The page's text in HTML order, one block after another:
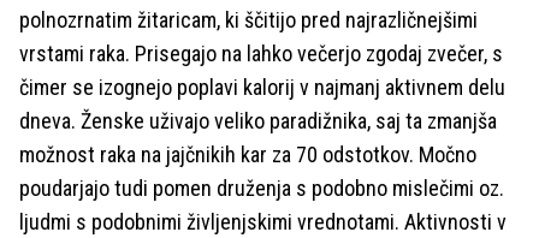
polnozrnatim žitaricam, ki ščitijo pred najrazličnejšimi
vrstami raka. Prisegajo na lahko večerjo zgodaj zvečer, s
čimer se izognejo poplavi kalorij v najmanj aktivnem delu
dneva. Ženske uživajo veliko paradižnika, saj ta zmanjša
možnost raka na jajčnikih kar za 70 odstotkov. Močno
poudarjajo tudi pomen druženja s podobno mislečimi oz.
ljudmi s podobnimi življenjskimi vrednotami. Aktivnosti v